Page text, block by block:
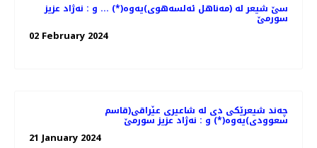
سێ شیعر له‌ (مەناهل ئەلسەهوی)یه‌وه‌(*) ... و : نه‌ژاد عزیز
سورمێ
02 February 2024
چه‌ند شیعرێكی دی له‌ شاعیری عێراقی(قاسم
سعوودی)یه‌وه‌(*) و : نه‌ژاد عزیز سورمێ
21 January 2024